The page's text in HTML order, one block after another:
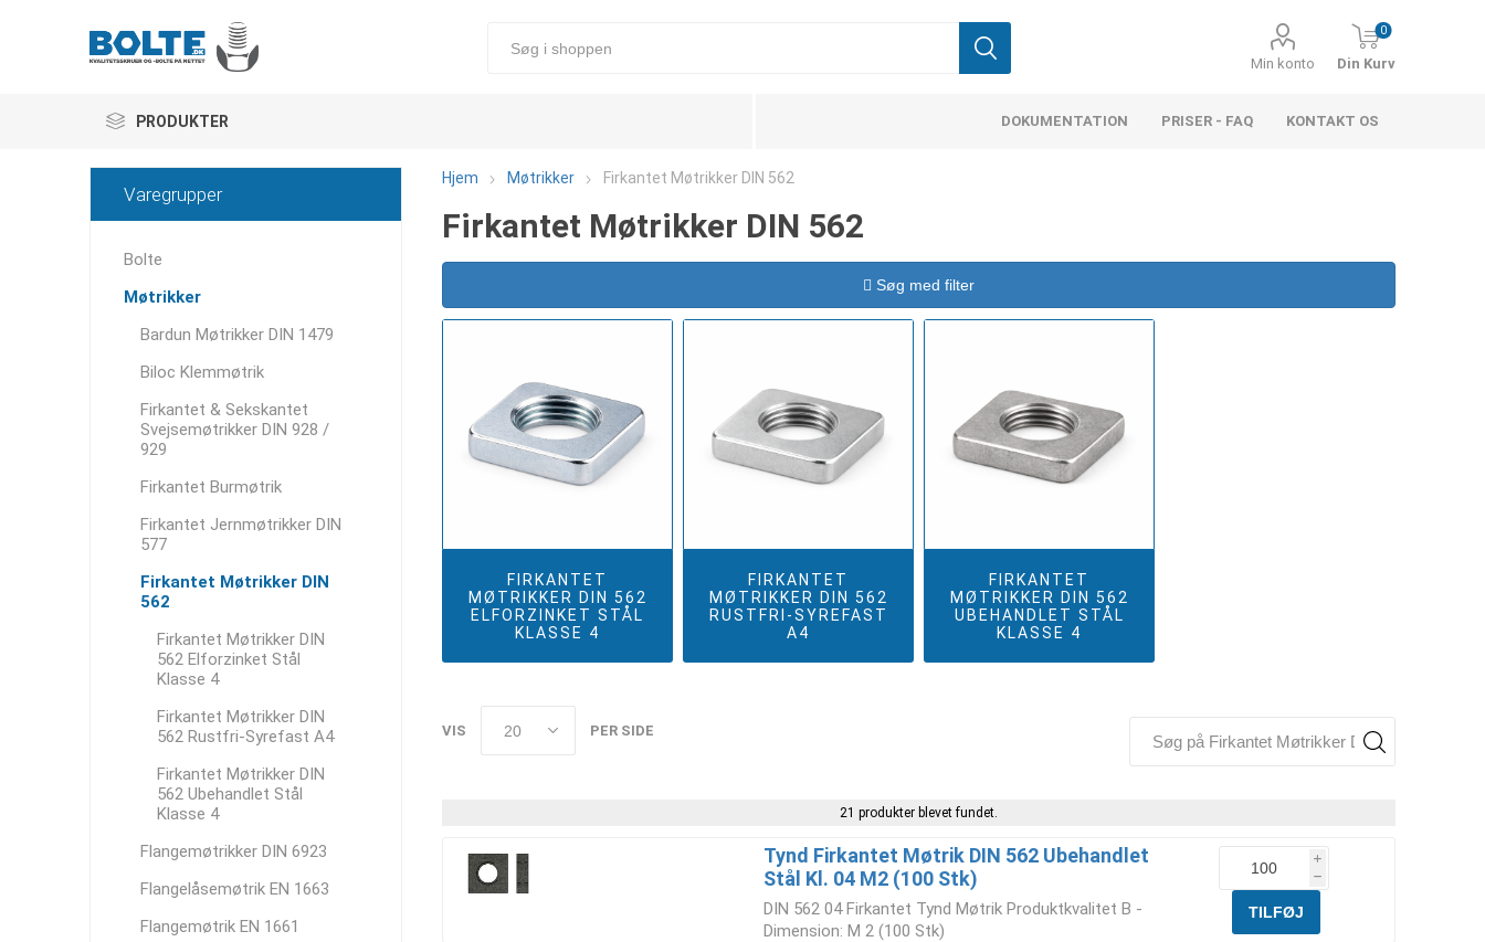
Min konto
0
Din Kurv
PRODUKTER DOKUMENTATION PRISER - FAQ KONTAKT OS
Hjem Møtrikker Firkantet Møtrikker DIN 562
Firkantet Møtrikker DIN 562
Søg med filter
FIRKANTET
MØTRIKKER DIN 562
ELFORZINKET STÅL
KLASSE 4
FIRKANTET
MØTRIKKER DIN 562
RUSTFRI-SYREFAST
A4
FIRKANTET
MØTRIKKER DIN 562
UBEHANDLET STÅL
KLASSE 4
VIS PER SIDE
21 produkter blevet fundet.
Tynd Firkantet Møtrik DIN 562 Ubehandlet
Stål Kl. 04 M2 (100 Stk)
DIN 562 04 Firkantet Tynd Møtrik Produktkvalitet B -
Dimension: M 2 (100 Stk)
i
h
Varegrupper
Bolte
Møtrikker
Bardun Møtrikker DIN 1479
Biloc Klemmøtrik
Firkantet & Sekskantet
Svejsemøtrikker DIN 928 /
929
Firkantet Burmøtrik
Firkantet Jernmøtrikker DIN
577
Firkantet Møtrikker DIN
562
Firkantet Møtrikker DIN
562 Elforzinket Stål
Klasse 4
Firkantet Møtrikker DIN
562 Rustfri-Syrefast A4
Firkantet Møtrikker DIN
562 Ubehandlet Stål
Klasse 4
Flangemøtrikker DIN 6923
Flangelåsemøtrik EN 1663
Flangemøtrik EN 1661